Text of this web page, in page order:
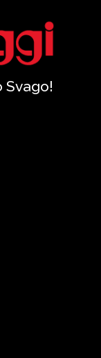
Svago!